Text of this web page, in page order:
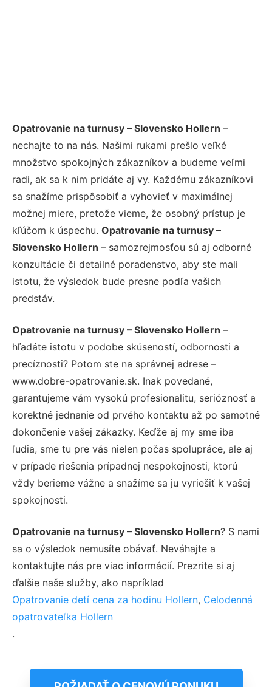
Opatrovanie na turnusy – Slovensko Hollern –
nechajte to na nás. Našimi rukami prešlo veľké
množstvo spokojných zákazníkov a budeme veľmi
radi, ak sa k nim pridáte aj vy. Každému zákazníkovi
sa snažíme prispôsobiť a vyhovieť v maximálnej
možnej miere, pretože vieme, že osobný prístup je
kľúčom k úspechu. Opatrovanie na turnusy –
Slovensko Hollern – samozrejmosťou sú aj odborné
konzultácie či detailné poradenstvo, aby ste mali
istotu, že výsledok bude presne podľa vašich
predstáv.
Opatrovanie na turnusy – Slovensko Hollern –
hľadáte istotu v podobe skúseností, odbornosti a
precíznosti? Potom ste na správnej adrese –
www.dobre-opatrovanie.sk. Inak povedané,
garantujeme vám vysokú profesionalitu, serióznosť a
korektné jednanie od prvého kontaktu až po samotné
dokončenie vašej zákazky. Keďže aj my sme iba
ľudia, sme tu pre vás nielen počas spolupráce, ale aj
v prípade riešenia prípadnej nespokojnosti, ktorú
vždy berieme vážne a snažíme sa ju vyriešiť k vašej
spokojnosti.
Opatrovanie na turnusy – Slovensko Hollern? S nami
sa o výsledok nemusíte obávať. Neváhajte a
kontaktujte nás pre viac informácií. Prezrite si aj
ďalšie naše služby, ako napríklad
Opatrovanie detí cena za hodinu Hollern, Celodenná
opatrovateľka Hollern
.